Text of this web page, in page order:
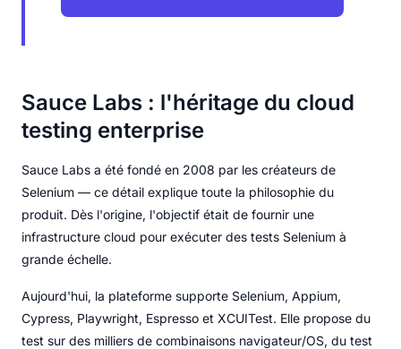
Sauce Labs : l'héritage du cloud
testing enterprise
Sauce Labs a été fondé en 2008 par les créateurs de
Selenium — ce détail explique toute la philosophie du
produit. Dès l'origine, l'objectif était de fournir une
infrastructure cloud pour exécuter des tests Selenium à
grande échelle.
Aujourd'hui, la plateforme supporte Selenium, Appium,
Cypress, Playwright, Espresso et XCUITest. Elle propose du
test sur des milliers de combinaisons navigateur/OS, du test